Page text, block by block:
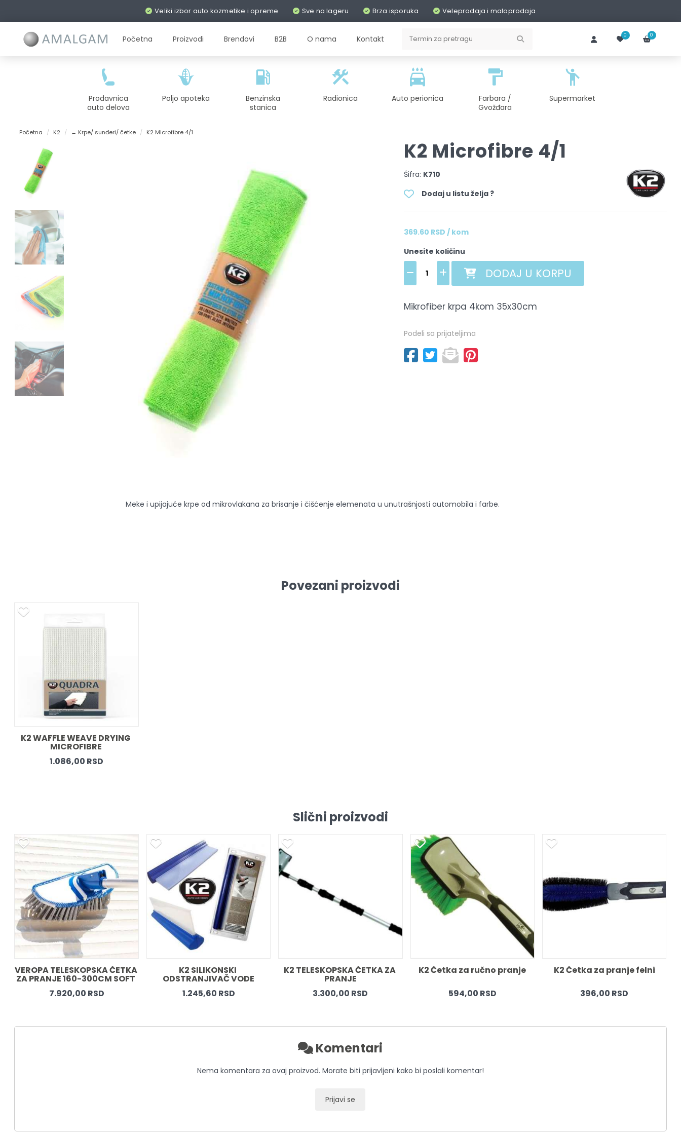
Veliki izbor auto kozmetike i opreme Sve na lageru Brza isporuka Veleprodaja i maloprodaja
Početna Proizvodi Brendovi B2B O nama Kontakt 0
0
Prodavnica
auto delova
Poljo apoteka
Benzinska
stanica
Radionica Auto perionica
Farbara /
Gvožđara
Supermarket
Početna K2 ← Krpe/ sunđeri/ četke K2 Microfibre 4/1
K2 Microfibre 4/1
Šifra: K710
Dodaj u listu želja ?
369.60 RSD / kom
Unesite količinu
DODAJ U KORPU
Mikrofiber krpa 4kom 35x30cm
Podeli sa prijateljima
Meke i upijajuće krpe od mikrovlakana za brisanje i čišćenje elemenata u unutrašnjosti automobila i farbe.
Povezani proizvodi
K2 WAFFLE WEAVE DRYING
MICROFIBRE
1.086,00 RSD
Slični proizvodi
VEROPA TELESKOPSKA ČETKA
ZA PRANJE 160-300CM SOFT
MEKA
7.920,00 RSD
K2 SILIKONSKI
ODSTRANJIVAČ VODE
1.245,60 RSD
K2 TELESKOPSKA ČETKA ZA
PRANJE
3.300,00 RSD
K2 Četka za ručno pranje
594,00 RSD
K2 Četka za pranje felni
396,00 RSD
Komentari
Nema komentara za ovaj proizvod. Morate biti prijavljeni kako bi poslali komentar!
Prijavi se